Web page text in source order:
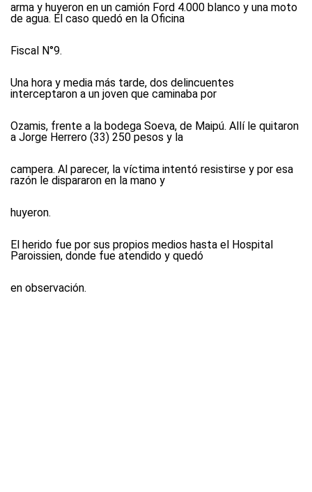
arma y huyeron en un camión Ford 4.000 blanco y una moto
de agua. El caso quedó en la Oficina
Fiscal N°9.
Una hora y media más tarde, dos delincuentes
interceptaron a un joven que caminaba por
Ozamis, frente a la bodega Soeva, de Maipú. Allí le quitaron
a Jorge Herrero (33) 250 pesos y la
campera. Al parecer, la víctima intentó resistirse y por esa
razón le dispararon en la mano y
huyeron.
El herido fue por sus propios medios hasta el Hospital
Paroissien, donde fue atendido y quedó
en observación.